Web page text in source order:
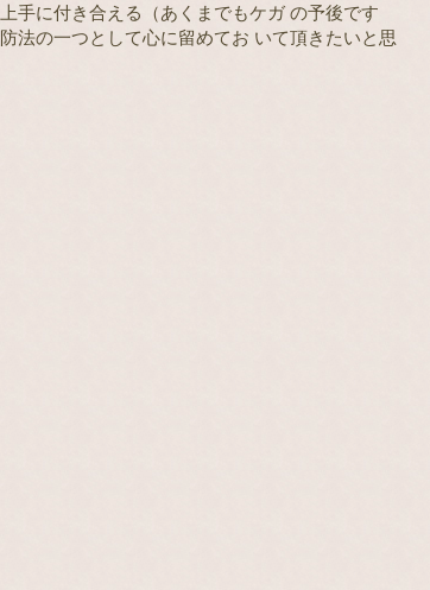
手に付き合える（あくまでもケガ の予後です
法の一つとして心に留めてお いて頂きたいと思